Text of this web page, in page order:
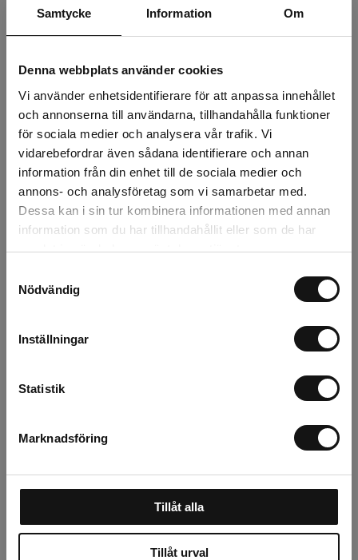
Samtycke Information Om
Denna webbplats använder cookies
Vi använder enhetsidentifierare för att anpassa innehållet
och annonserna till användarna, tillhandahålla funktioner
för sociala medier och analysera vår trafik. Vi
vidarebefordrar även sådana identifierare och annan
information från din enhet till de sociala medier och
annons- och analysföretag som vi samarbetar med.
Dessa kan i sin tur kombinera informationen med annan
information som du har tillhandahållit eller som de har
samlat in när du har använt deras tjänster.
Nödvändig
Inställningar
Statistik
Marknadsföring
Tillåt alla
Tillåt urval
Över 30 år i branschen!
Lagerstatus
Årsta 20 st
Rotebro 9 st
Uppsala 6 st